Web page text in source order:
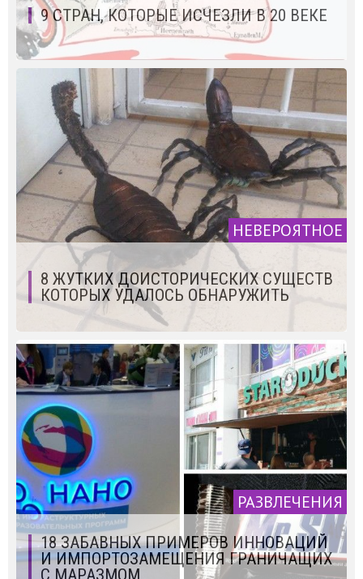
9 СТРАН, КОТОРЫЕ ИСЧЕЗЛИ В 20 ВЕКЕ
НЕВЕРОЯТНОЕ
8 ЖУТКИХ ДОИСТОРИЧЕСКИХ СУЩЕСТВ
КОТОРЫХ УДАЛОСЬ ОБНАРУЖИТЬ
РАЗВЛЕЧЕНИЯ
18 ЗАБАВНЫХ ПРИМЕРОВ ИННОВАЦИЙ
И ИМПОРТОЗАМЕЩЕНИЯ ГРАНИЧАЩИХ
С МАРАЗМОМ